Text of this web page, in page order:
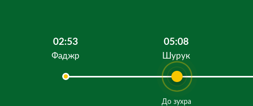
02:53
Фаджр
05:08
Шурук
До зухра